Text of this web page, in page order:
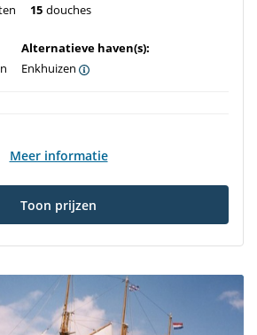
15 douches
Alternatieve haven(s):
Enkhuizen
Meer informatie
Toon prijzen